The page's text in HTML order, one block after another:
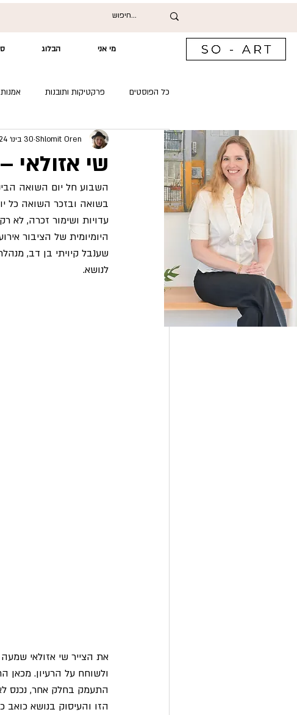
מי אני הבלוג
כל הפוסטים פרקטיקות ותובנות
שיחות עם אמנים ואוצרים
שי אזולאי
Shlomit Oren 30 בינו׳ 2024
השבוע חל יום השואה
בשואה ובזכר השואה כל
עדויות ושימור זכרה, לא
שענבל קיויתי בן דב,
לנושא.
את הצייר שי אזולאי
ולשוחח על הרעיון.
התעמק בחלק אחר, נכנס
הזו והעיסוק בנושא כואב